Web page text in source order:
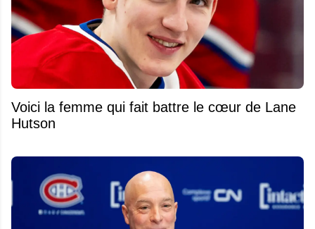
Voici la femme qui fait battre le cœur de Lane
Hutson